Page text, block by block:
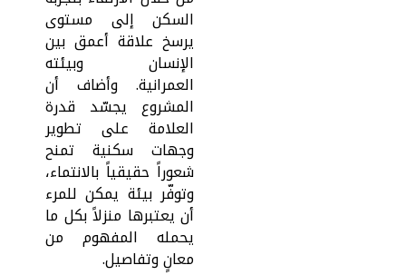
السكن إلى مستوى
يرسخ علاقة أعمق بين
الإنسان وبيئته
العمرانية. وأضاف أن
المشروع يجسّد قدرة
العلامة على تطوير
وجهات سكنية تمنح
شعوراً حقيقياً بالانتماء،
وتوفّر بيئة يمكن للمرء
أن يعتبرها منزلاً بكل ما
يحمله المفهوم من
معانٍ وتفاصيل.